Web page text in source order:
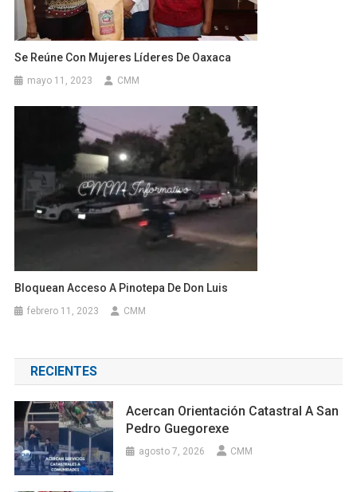
Se Reúne Con Mujeres Líderes De Oaxaca
mayo 11, 2023 CMM
Bloquean Acceso A Pinotepa De Don Luis
febrero 11, 2023 CMM
RECIENTES
Acercan Orientación Catastral A San
Pedro Guegorexe
agosto 7, 2026 CMM